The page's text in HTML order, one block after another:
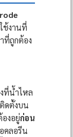
ช้งานที่
ที่ถูกต้อง
ที่น้ำไหล
ดตั้งบน
งอยู่ก่อน
คลอรีน